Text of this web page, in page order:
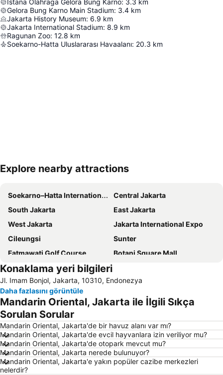
Istana Olahraga Gelora Bung Karno: 3.3 km
Gelora Bung Karno Main Stadium: 3.4 km
Jakarta History Museum: 6.9 km
Jakarta International Stadium: 8.9 km
Ragunan Zoo: 12.8 km
Soekarno-Hatta Uluslararası Havaalanı: 20.3 km
Haritayı genişlet
Explore nearby attractions
Soekarno–Hatta International Airport
Central Jakarta
South Jakarta
East Jakarta
West Jakarta
Jakarta International Expo
Cileungsi
Sunter
Fatmawati Golf Course
Botani Square Mall
Kota Kasablanka
Senayan City
Kemanggisan
Taman Impian Jaya Ancol
Royale Jakarta Golf Club
Kuningan City
Mall Blok M
North Jakarta
Halim Perdanakusuma Airport
Baywalk Mall
Margonda
Taman Safari Indonesia
Konaklama yeri bilgileri
Jl. Imam Bonjol, Jakarta, 10310, Endonezya
Daha fazlasını görüntüle
Mandarin Oriental, Jakarta ile İlgili Sıkça
Sorulan Sorular
Mandarin Oriental, Jakarta'de bir havuz alanı var mı?
Mandarin Oriental, Jakarta'de evcil hayvanlara izin veriliyor mu?
Mandarin Oriental, Jakarta'de otopark mevcut mu?
Mandarin Oriental, Jakarta nerede bulunuyor?
Mandarin Oriental, Jakarta'e yakın popüler cazibe merkezleri
nelerdir?